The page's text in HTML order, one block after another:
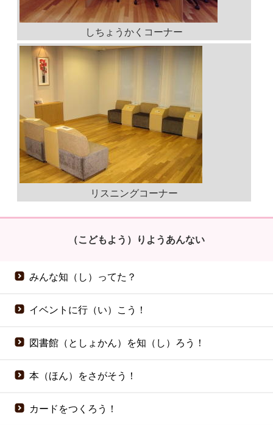
しちょうかくコーナー
リスニングコーナー
（こどもよう）りようあんない
みんな知（し）ってた？
イベントに行（い）こう！
図書館（としょかん）を知（し）ろう！
本（ほん）をさがそう！
カードをつくろう！